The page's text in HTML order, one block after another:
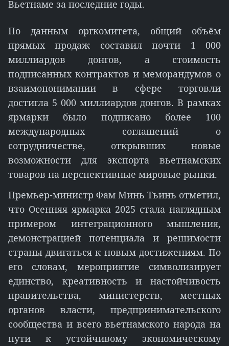
Вьетнаме за последние годы.
По данным оргкомитета, общий объём
прямых продаж составил почти 1 000
миллиардов донгов, а стоимость
подписанных контрактов и меморандумов о
взаимопонимании в сфере торговли
достигла 5 000 миллиардов донгов. В рамках
ярмарки было подписано более 100
международных соглашений о
сотрудничестве, открывших новые
возможности для экспорта вьетнамских
товаров на перспективные мировые рынки.
Премьер-министр Фам Минь Тьинь отметил,
что Осенняя ярмарка 2025 стала наглядным
примером интеграционного мышления,
демонстрацией потенциала и решимости
страны двигаться к новым достижениям. По
его словам, мероприятие символизирует
единство, креативность и настойчивость
правительства, министерств, местных
органов власти, предпринимательского
сообщества и всего вьетнамского народа на
пути к устойчивому экономическому